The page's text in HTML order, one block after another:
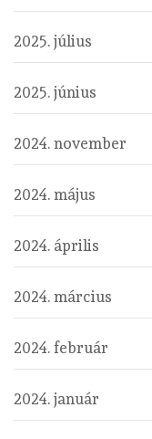
2025. július
2025. június
2024. november
2024. május
2024. április
2024. március
2024. február
2024. január